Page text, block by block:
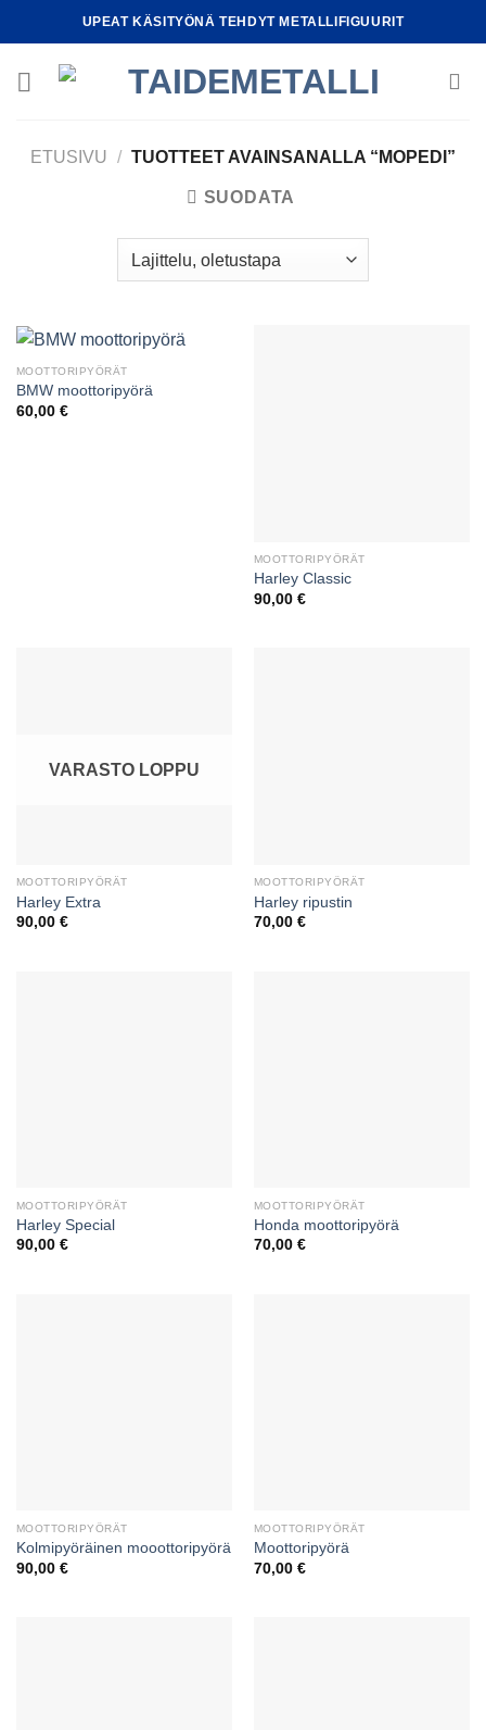
to
UPEAT KÄSITYÖNÄ TEHDYT METALLIFIGUURIT
ETUSIVU / TUOTTEET AVAINSANALLA “MOPEDI”
SUODATA
MOOTTORIPYÖRÄT
BMW moottoripyörä
60,00 €
MOOTTORIPYÖRÄT
Harley Classic
90,00 €
VARASTO LOPPU
MOOTTORIPYÖRÄT
Harley Extra
90,00 €
MOOTTORIPYÖRÄT
Harley ripustin
70,00 €
MOOTTORIPYÖRÄT
Harley Special
90,00 €
MOOTTORIPYÖRÄT
Honda moottoripyörä
70,00 €
MOOTTORIPYÖRÄT
Kolmipyöräinen mooottoripyörä
90,00 €
MOOTTORIPYÖRÄT
Moottoripyörä
70,00 €